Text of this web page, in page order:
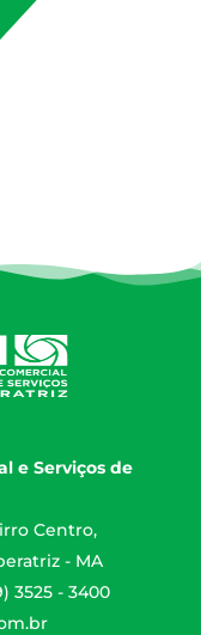
e Serviços de
Centro,
- MA
3525 - 3400